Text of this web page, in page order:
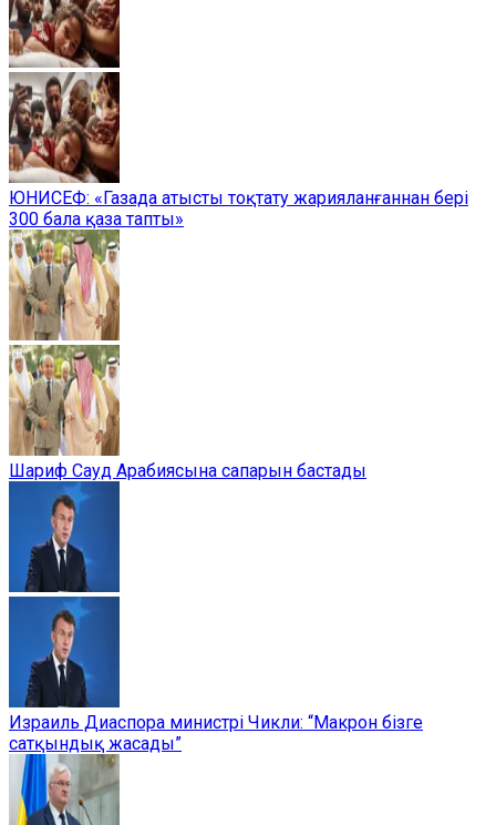
ЮНИСЕФ: «Газада атысты тоқтату жарияланғаннан бері
300 бала қаза тапты»
Шариф Сауд Арабиясына сапарын бастады
Израиль Диаспора министрі Чикли: “Макрон бізге
сатқындық жасады”